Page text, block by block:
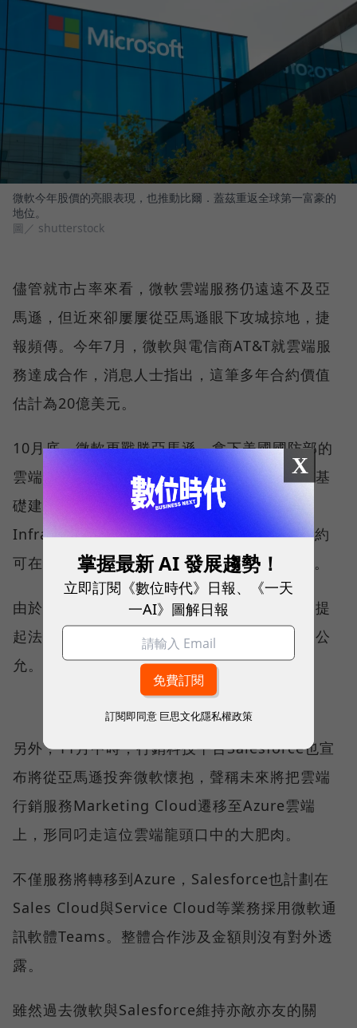
微軟今年股價的亮眼表現，也推動比爾．蓋茲重返全球第一富豪的
地位。
圖／ shutterstock
儘管就市占率來看，微軟雲端服務仍遠遠不及亞
馬遜，但近來卻屢屢從亞馬遜眼下攻城掠地，捷
報頻傳。今年7月，微軟與電信商AT&T就雲端服
務達成合作，消息人士指出，這筆多年合約價值
估計為20億美元。
10月底，微軟更戰勝亞馬遜，拿下美國國防部的
雲端大訂單。這項計畫名稱為「聯合企業國防基
礎建設」（Joint Enterprise Defense
Infrastructure，簡稱JEDI）。據估計，該合約
可在未來10年來，為微軟創造100億美元價值。
由於這筆交易規模如此龐大，亞馬遜更在上週提
起法律申訴，認為國防部的決策帶有偏見並不公
允。
另外，11月中時，行銷科技平台Salesforce也宣
布將從亞馬遜投奔微軟懷抱，聲稱未來將把雲端
行銷服務Marketing Cloud遷移至Azure雲端
上，形同叼走這位雲端龍頭口中的大肥肉。
不僅服務將轉移到Azure，Salesforce也計劃在
Sales Cloud與Service Cloud等業務採用微軟通
訊軟體Teams。整體合作涉及金額則沒有對外透
露。
雖然過去微軟與Salesforce維持亦敵亦友的關
X
掌握最新 AI 發展趨勢！
立即訂閱《數位時代》日報、《一天
一AI》圖解日報
訂閱即同意 巨思文化隱私權政策